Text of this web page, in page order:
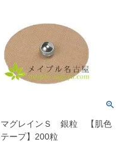
マグレインＳ 銀粒 【肌色
テープ】200粒